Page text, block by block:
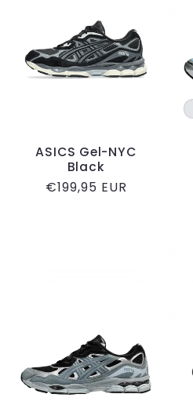
ASICS Gel-NYC
Black
Normale
€199,95 EUR